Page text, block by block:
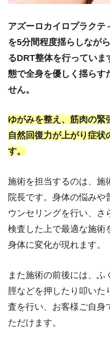
アズーロカイロプラクテ
を5分間程度揺らしなが
るDRT整体を行ってい
態で全身を優しく揺らす
せん。
ゆがみを整え、筋肉の緊
自然回復力が上がり症状
す。
施術を担当するのは、施
院長です。身体の悩みや
ウンセリングを行い、さ
検査した上で最適な施術
身体に変化が現れます。
また施術の前後には、ふ
脛などを押したり叩いた
査を行い、お客様ご自身
ただけます。